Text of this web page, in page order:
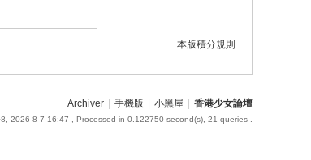
本版積分規則
Archiver 手機版 小黑屋 香港少女論壇
2026-8-7 16:47 , Processed in 0.122750 second(s), 21 queries .